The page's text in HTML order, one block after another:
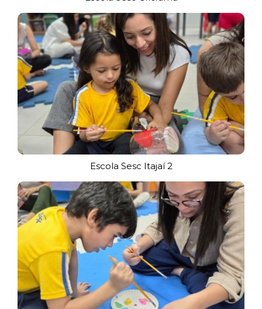
Escola Sesc Itajaí 2